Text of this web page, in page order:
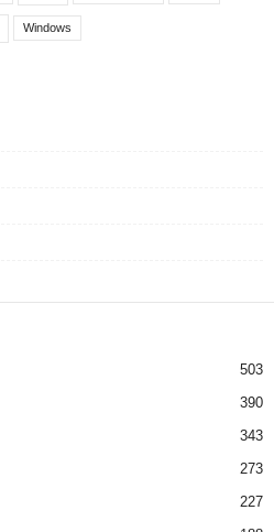
Windows
503
390
343
273
227